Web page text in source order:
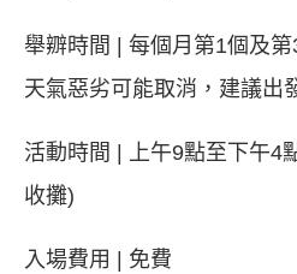
舉辧時間 | 每個月第1個及
天氣惡劣可能取消，建議出
活動時間 | 上午9點至下午4
收攤)
入場費用 | 免費